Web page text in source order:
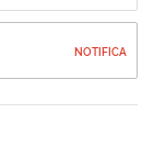
NOTIFICA